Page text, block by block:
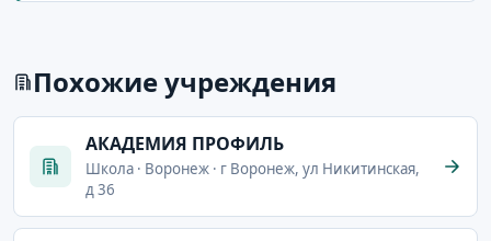
Похожие учреждения
АКАДЕМИЯ ПРОФИЛЬ
Школа · Воронеж · г Воронеж, ул Никитинская,
д 36